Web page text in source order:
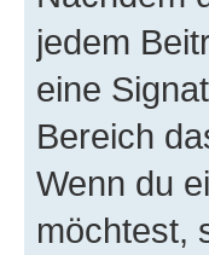
jedem
eine
Bereich
Wenn du
möchtest,